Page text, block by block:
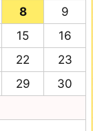
8
9
15
16
22
23
29
30